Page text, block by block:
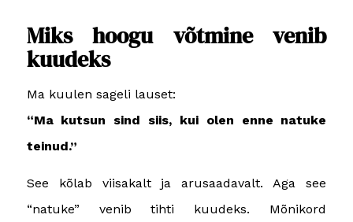
Miks hoogu võtmine venib
kuudeks
Ma kuulen sageli lauset:
“Ma kutsun sind siis, kui olen enne natuke
teinud.”
See kõlab viisakalt ja arusaadavalt. Aga see
“natuke” venib tihti kuudeks. Mõnikord